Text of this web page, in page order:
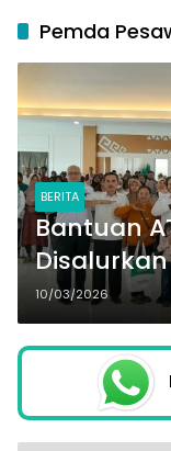
Pemda
BERITA
Bantuan
10/03/2026